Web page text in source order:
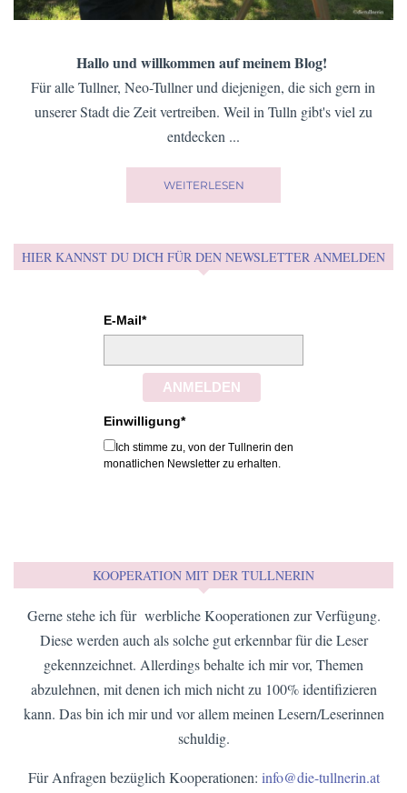
Hallo und willkommen auf meinem Blog!
Für alle Tullner, Neo-Tullner und diejenigen, die sich gern in
unserer Stadt die Zeit vertreiben. Weil in Tulln gibt's viel zu
entdecken ...
WEITERLESEN
HIER KANNST DU DICH FÜR DEN NEWSLETTER ANMELDEN
E-Mail*
ANMELDEN
Einwilligung*
Ich stimme zu, von der Tullnerin den
monatlichen Newsletter zu erhalten.
KOOPERATION MIT DER TULLNERIN
Gerne stehe ich für werbliche Kooperationen zur Verfügung.
Diese werden auch als solche gut erkennbar für die Leser
gekennzeichnet. Allerdings behalte ich mir vor, Themen
abzulehnen, mit denen ich mich nicht zu 100% identifizieren
kann. Das bin ich mir und vor allem meinen Lesern/Leserinnen
schuldig.
Für Anfragen bezüglich Kooperationen: info@die-tullnerin.at